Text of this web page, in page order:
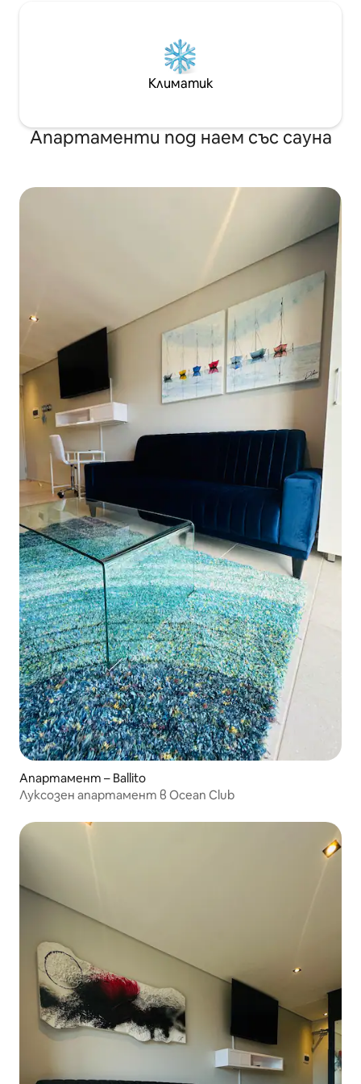
Климатик
Апартаменти под наем със сауна
Апартамент – Ballito
Луксозен апартамент в Ocean Club